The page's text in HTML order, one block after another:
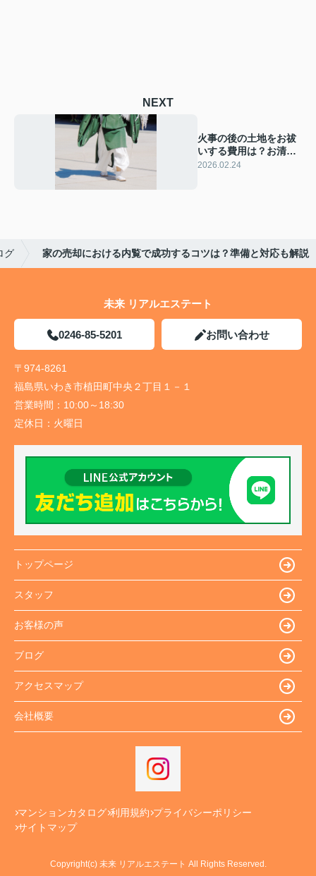
NEXT
火事の後の土地をお祓
いする費用は？お清め
の方法も解説
2026.02.24
グ 家の売却における内覧で成功するコツは？準備と対応も解説
未来 リアルエステート
0246-85-5201 お問い合わせ
〒974-8261
福島県いわき市植田町中央２丁目１－１
営業時間： 10:00～18:30
定休日： 火曜日
トップページ
スタッフ
お客様の声
ブログ
アクセスマップ
会社概要
マンションカタログ 利用規約 プライバシーポリシー
サイトマップ
Copyright(c) 未来 リアルエステート All Rights Reserved.